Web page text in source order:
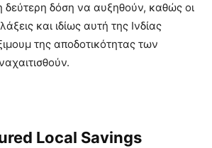
δεύτερη δόση να αυξηθούν, καθώς οι
και ιδίως αυτή της Ινδίας
της αποδοτικότητας των
Local Savings